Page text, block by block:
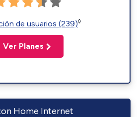
de usuarios (239)◊
Ver Planes
Home Internet